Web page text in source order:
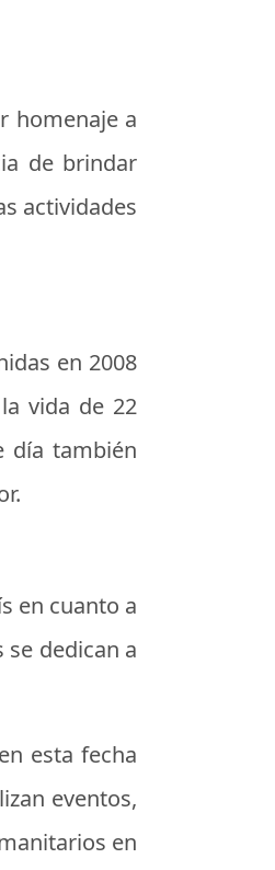
homenaje a
de brindar
actividades
en 2008
vida de 22
día también
en cuanto a
dedican a
esta fecha
eventos,
en